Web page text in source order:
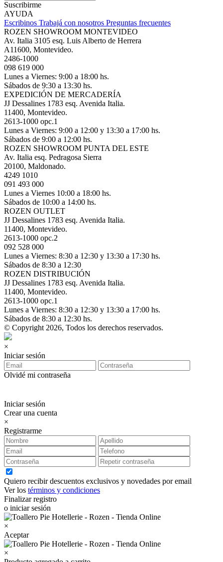
Suscribirme
AYUDA
Escribinos Trabajá con nosotros Preguntas frecuentes
ROZEN SHOWROOM MONTEVIDEO
Av. Italia 3105 esq. Luis Alberto de Herrera
A11600, Montevideo.
2486-1000
098 619 000
Lunes a Viernes: 9:00 a 18:00 hs.
Sábados de 9:30 a 13:30 hs.
EXPEDICIÓN DE MERCADERÍA
JJ Dessalines 1783 esq. Avenida Italia.
11400, Montevideo.
2613-1000 opc.1
Lunes a Viernes: 9:00 a 12:00 y 13:30 a 17:00 hs.
Sábados de 9:00 a 12:00 hs.
ROZEN SHOWROOM PUNTA DEL ESTE
Av. Italia esq. Pedragosa Sierra
20100, Maldonado.
4249 1010
091 493 000
Lunes a Viernes 10:00 a 18:00 hs.
Sábados de 10:00 a 14:00 hs.
ROZEN OUTLET
JJ Dessalines 1783 esq. Avenida Italia.
11400, Montevideo.
2613-1000 opc.2
092 528 000
Lunes a Viernes: 8:30 a 12:30 y 13:30 a 17:30 hs.
Sábados de 8:30 a 12:30
ROZEN DISTRIBUCIÓN
JJ Dessalines 1783 esq. Avenida Italia.
11400, Montevideo.
2613-1000 opc.1
Lunes a Viernes: 8:30 a 12:30 y 13:30 a 17:00 hs.
Sábados de 8:30 a 12:30 hs.
© Copyright 2026, Todos los derechos reservados.
×
Iniciar sesión
Olvidé mi contraseña
Iniciar sesión
Crear una cuenta
×
Registrarme
Quiero recibir descuentos exclusivos y novedades por email
Ver los términos y condiciones
Finalizar registro
o iniciar sesión
×
Aceptar
×